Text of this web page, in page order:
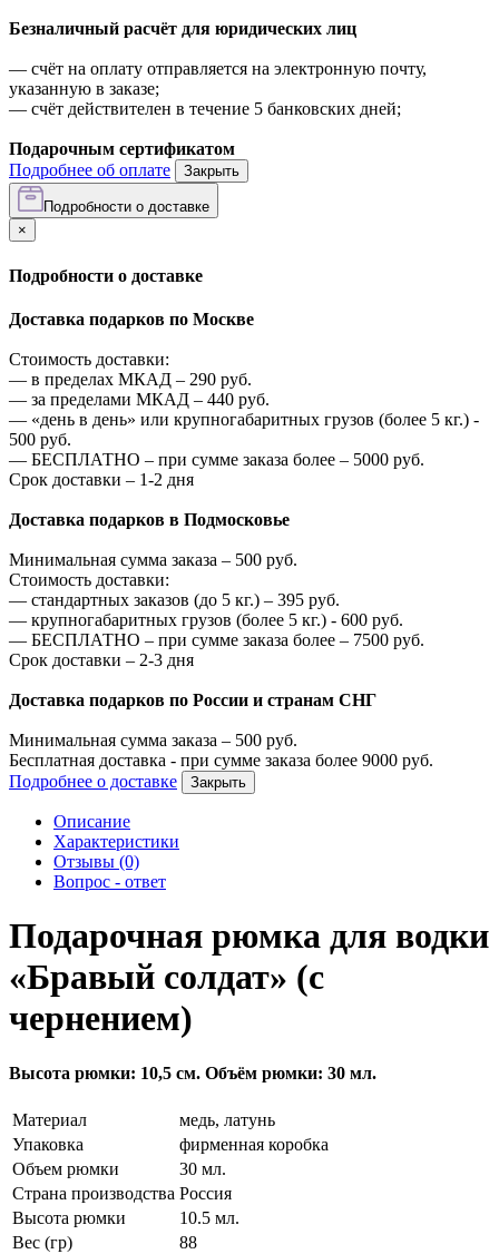
Безналичный расчёт для юридических лиц
— счёт на оплату отправляется на электронную почту,
указанную в заказе;
— счёт действителен в течение 5 банковских дней;
Подарочным сертификатом
Подробнее об оплате
Закрыть
Подробности о доставке
×
Подробности о доставке
Доставка подарков по Москве
Стоимость доставки:
— в пределах МКАД – 290 руб.
— за пределами МКАД – 440 руб.
— «день в день» или крупногабаритных грузов (более 5 кг.) -
500 руб.
— БЕСПЛАТНО – при сумме заказа более – 5000 руб.
Срок доставки – 1-2 дня
Доставка подарков в Подмосковье
Минимальная сумма заказа – 500 руб.
Стоимость доставки:
— стандартных заказов (до 5 кг.) – 395 руб.
— крупногабаритных грузов (более 5 кг.) - 600 руб.
— БЕСПЛАТНО – при сумме заказа более – 7500 руб.
Срок доставки – 2-3 дня
Доставка подарков по России и странам СНГ
Минимальная сумма заказа – 500 руб.
Бесплатная доставка - при сумме заказа более 9000 руб.
Подробнее о доставке
Закрыть
Описание
Характеристики
Отзывы (0)
Вопрос - ответ
Подарочная рюмка для водки
«Бравый солдат» (с
чернением)
Высота рюмки: 10,5 см. Объём рюмки: 30 мл.
Материал
медь, латунь
Упаковка
фирменная коробка
Объем рюмки
30 мл.
Страна производства Россия
Высота рюмки
10.5 мл.
Вес (гр)
88